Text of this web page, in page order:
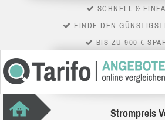
SCHNELL &
FINDE DEN
BIS ZU 900 €
Strompreis